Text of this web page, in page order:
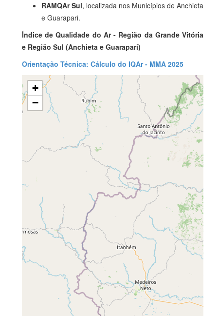
RAMQAr Sul, localizada nos Municípios de Anchieta
e Guarapari.
Índice de Qualidade do Ar - Região da Grande Vitória
e Região Sul (Anchieta e Guarapari)
Orientação Técnica: Cálculo do IQAr - MMA 2025
Carregando Mapa...
+
−